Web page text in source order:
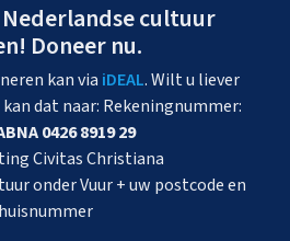
cultuur
Doneer nu.
kan via iDEAL. Wilt u liever
dat naar: Rekeningnummer:
0426 8919 29
Civitas Christiana
onder Vuur + uw postcode en
huisnummer